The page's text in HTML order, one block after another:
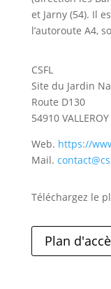
et Jarny (54). Il
l’autoroute A4,
CSFL
Site du Jardin
Route D130
54910 VALLEROY
Web. https://
Mail.
Téléchargez le
Plan